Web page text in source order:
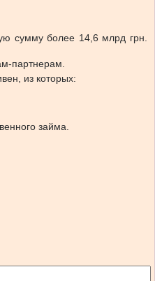
сумму более 14,6 млрд грн.
партнерам.
из которых:
займа.